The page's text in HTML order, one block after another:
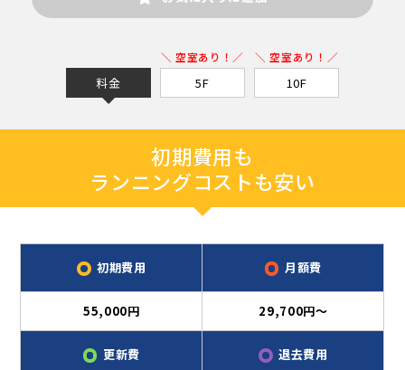
料金
＼ 空室あり！／
5F
＼ 空室あり！／
10F
初期費用も
ランニングコストも安い
初期費用 月額費
55,000円 29,700円～
更新費 退去費用